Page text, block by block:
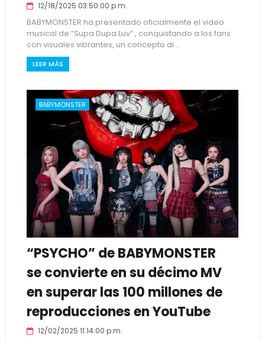
12/18/2025 03:50:00 p.m.
BABYMONSTER ha presentado oficialmente el video
musical de “Supa Dupa Luv” , conquistando a los fans
con visuales vibrantes, un concepto di...
LEER MÁS
BABYMONSTER
“PSYCHO” de BABYMONSTER
se convierte en su décimo MV
en superar las 100 millones de
reproducciones en YouTube
12/02/2025 11:14:00 p.m.